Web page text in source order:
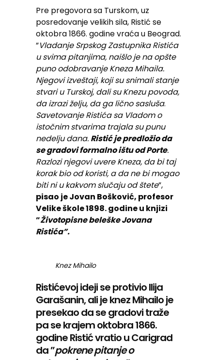
Pre pregovora sa Turskom, uz
posredovanje velikih sila, Ristić se
oktobra 1866. godine vraća u Beograd.
”Vladanje Srpskog Zastupnika Ristića
u svima pitanjima, naišlo je na opšte
puno odobravanje Kneza Mihaila.
Njegovi izveštaji, koji su snimali stanje
stvari u Turskoj, dali su Knezu povoda,
da izrazi želju, da ga lično sasluša.
Savetovanje Ristića sa Vladom o
istočnim stvarima trajala su punu
nedelju dana. Ristić je predložio da
se gradovi formalno ištu od Porte.
Razlozi njegovi uvere Kneza, da bi taj
korak bio od koristi, a da ne bi mogao
biti ni u kakvom slučaju od štete”,
pisao je Jovan Bošković, profesor
Velike škole 1898. godine u knjizi
”Životopisne beleške Jovana
Ristića”.
Knez Mihailo
Ristićevoj ideji se protivio Ilija
Garašanin, ali je knez Mihailo je
presekao da se gradovi traže
pa se krajem oktobra 1866.
godine Ristić vratio u Carigrad
da ”pokrene pitanje o